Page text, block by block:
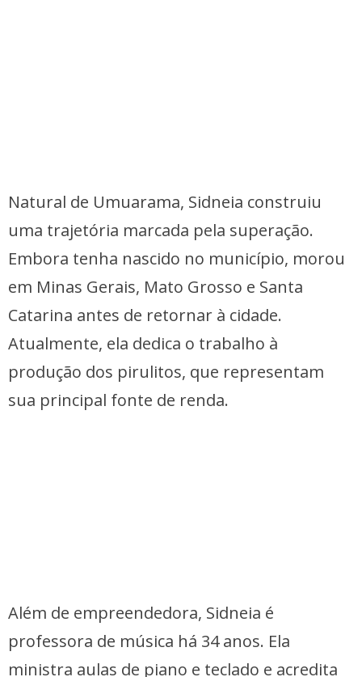
Natural de Umuarama, Sidneia construiu
uma trajetória marcada pela superação.
Embora tenha nascido no município, morou
em Minas Gerais, Mato Grosso e Santa
Catarina antes de retornar à cidade.
Atualmente, ela dedica o trabalho à
produção dos pirulitos, que representam
sua principal fonte de renda.
Além de empreendedora, Sidneia é
professora de música há 34 anos. Ela
ministra aulas de piano e teclado e acredita